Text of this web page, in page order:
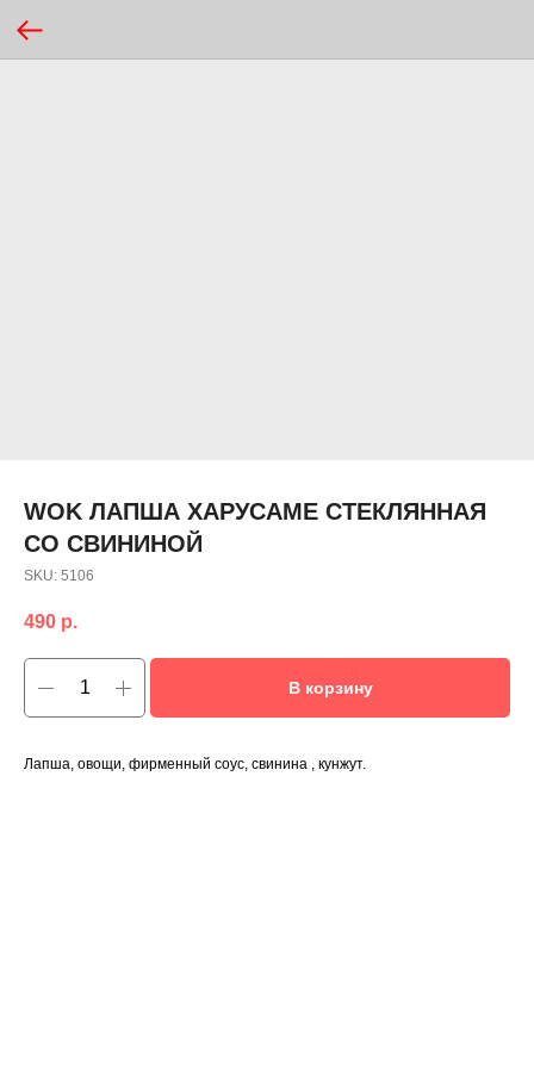
WOK ЛАПША ХАРУСАМЕ СТЕКЛЯННАЯ
СО СВИНИНОЙ
SKU: 5106
490 р.
В корзину
Лапша, овощи, фирменный соус, свинина , кунжут.